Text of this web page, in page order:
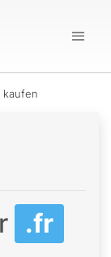
kaufen
.fr